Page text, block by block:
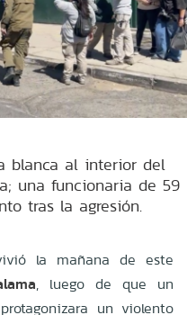
blanca al interior del
una funcionaria de 59
tras la agresión.
la mañana de este
, luego de que un
un violento